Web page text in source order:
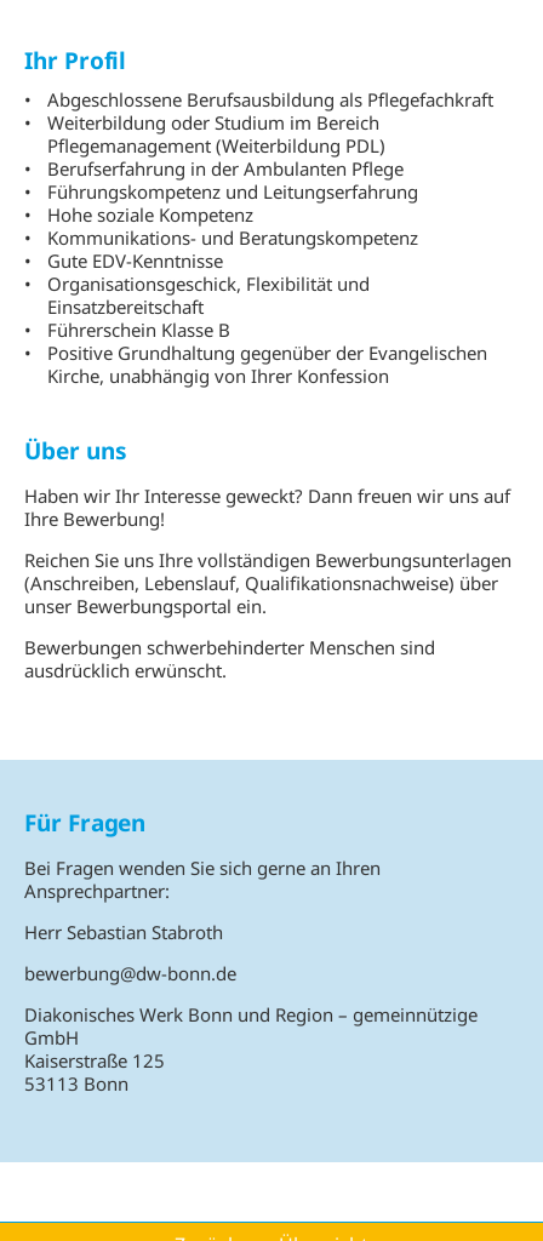
Ihr Profil
Abgeschlossene Berufsausbildung als Pflegefachkraft
Weiterbildung oder Studium im Bereich
Pflegemanagement (Weiterbildung PDL)
Berufserfahrung in der Ambulanten Pflege
Führungskompetenz und Leitungserfahrung
Hohe soziale Kompetenz
Kommunikations- und Beratungskompetenz
Gute EDV-Kenntnisse
Organisationsgeschick, Flexibilität und
Einsatzbereitschaft
Führerschein Klasse B
Positive Grundhaltung gegenüber der Evangelischen
Kirche, unabhängig von Ihrer Konfession
Über uns
Haben wir Ihr Interesse geweckt? Dann freuen wir uns auf
Ihre Bewerbung!
Reichen Sie uns Ihre vollständigen Bewerbungsunterlagen
(Anschreiben, Lebenslauf, Qualifikationsnachweise) über
unser Bewerbungsportal ein.
Bewerbungen schwerbehinderter Menschen sind
ausdrücklich erwünscht.
Für Fragen
Bei Fragen wenden Sie sich gerne an Ihren
Ansprechpartner:
Herr Sebastian Stabroth
bewerbung@dw-bonn.de
Diakonisches Werk Bonn und Region – gemeinnützige
GmbH
Kaiserstraße 125
53113 Bonn